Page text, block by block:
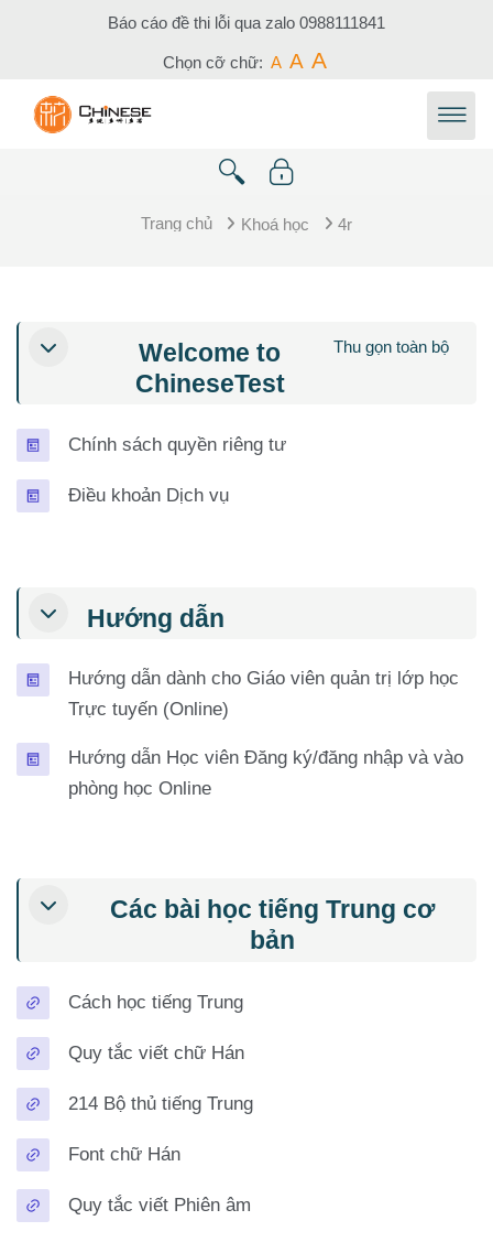
Chuyển tới nội dung chính
Báo cáo đề thi lỗi qua zalo 0988111841
Chọn cỡ chữ: A A A
Trang chủ Khoá học 4r
Welcome to
ChineseTest
Thu gọn toàn bộ
Chính sách quyền riêng tưTrang
Điều khoản Dịch vụTrang
Hướng dẫn
Hướng dẫn dành cho Giáo viên quản trị lớp học
Trực tuyến (Online)
Hướng dẫn Học viên Đăng ký/đăng nhập và vào
phòng học OnlineTrang
Các bài học tiếng Trung cơ
bản
Cách học tiếng TrungURL
Quy tắc viết chữ HánURL
214 Bộ thủ tiếng TrungURL
Font chữ HánURL
Quy tắc viết Phiên âm